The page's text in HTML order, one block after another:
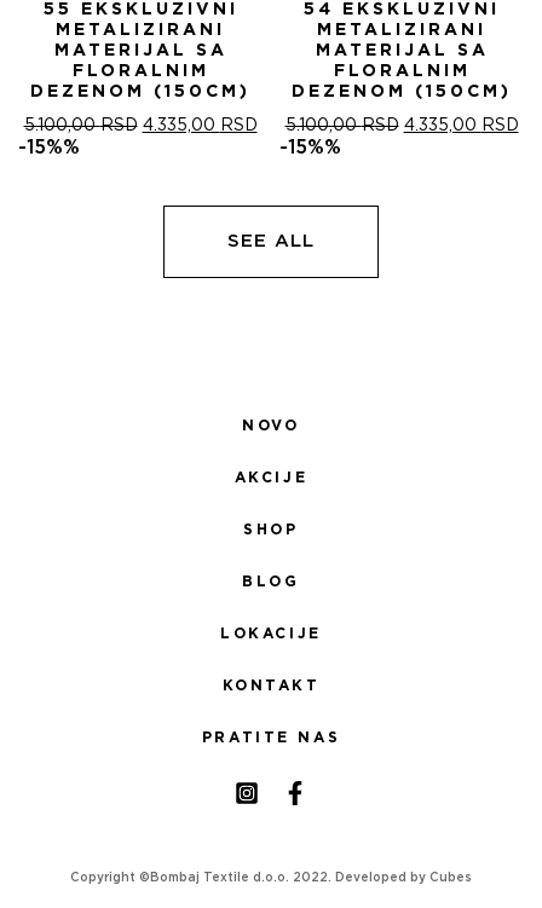
55 EKSKLUZIVNI
METALIZIRANI
MATERIJAL SA
FLORALNIM
DEZENOM (150CM)
5.100,00RSD ОРИГИНАЛНА
5.100,00 RSD.
4.335,00 RSDТРЕНУТНА
ЦЕНА
-15%%
54 EKSKLUZIVNI
METALIZIRANI
MATERIJAL SA
FLORALNIM
DEZENOM (150CM)
5.100,00RSD ОРИГИНАЛНА
4.335,00 RSD
-15%%
SEE ALL
NOVO
AKCIJE
SHOP
BLOG
LOKACIJE
KONTAKT
PRATITE NAS
Copyright ©Bombaj Textile d.o.o. 2022. Developed by Cubes